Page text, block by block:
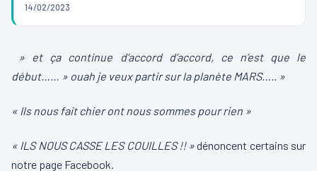
14/02/2023
» et ça continue d’accord d’accord, ce n’est que le
début…… » ouah je veux partir sur la planète MARS….. »
« Ils nous fait chier ont nous sommes pour rien »
« ILS NOUS CASSE LES COUILLES !! »dénoncent certains sur
notre page Facebook.